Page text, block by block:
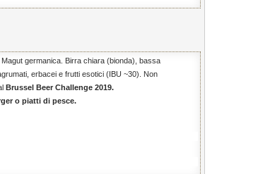
germanica. Birra chiara (bionda), bassa
erbacei e frutti esotici (IBU ~30). Non
Brussel Beer Challenge 2019.
o piatti di pesce.